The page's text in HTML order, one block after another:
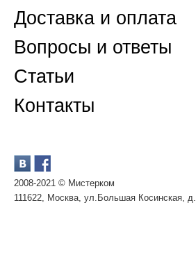
Доставка и оплата
Вопросы и ответы
Статьи
Контакты
2008-2021 © Мистерком
111622, Москва, ул.Большая Косинская,